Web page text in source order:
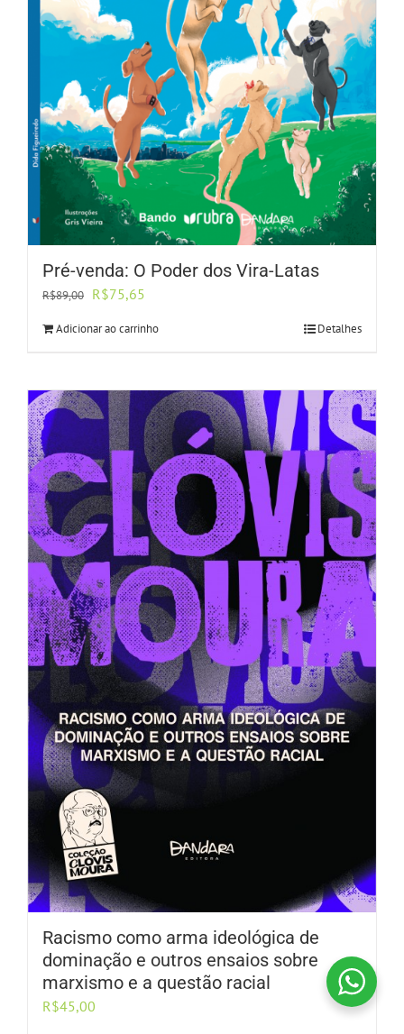
Pré-venda: O Poder dos Vira-Latas
R$89,00 O
R$89,00.
R$75,65
R$75,65.
Adicionar ao carrinho Detalhes
Racismo como arma ideológica de
dominação e outros ensaios sobre
marxismo e a questão racial
R$45,00